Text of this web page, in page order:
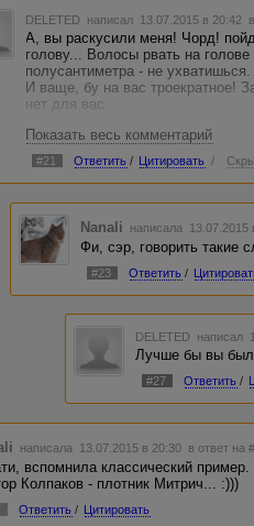
DELETED написал 13.07.2015 в 20:42
А, вы раскусили меня! Чорд!
голову... Волосы рвать на
полусантиметра - не ухватишься.
И ваще, бу на вас троекратное!
нет для вас.
Но если судить по вашему, то
уже подразумевает
байвергликстенк
нужно?
В общем, уйдите вы от меня
троллить пытаетесь.
Показать весь комментарий
#21 Ответить / Цитировать /
Nanali написала
Фи, сэр, говорить такие
#23 Ответить /
DELETED написал
Лучше бы вы
#27 Ответить /
написала 13.07.2015 в 20:30 в ответ на
вспомнила классический
Колпаков - плотник Митрич... :)))
Ответить / Цитировать